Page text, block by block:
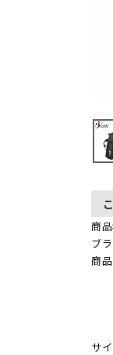
商
ブ
商
サ